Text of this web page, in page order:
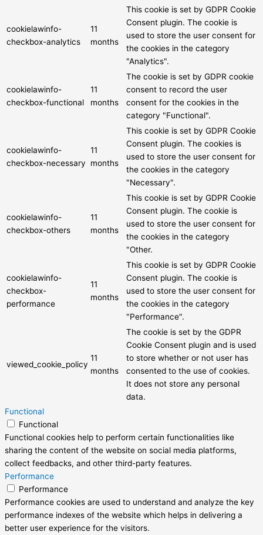
cookielawinfo-
checkbox-analytics
11
months
This cookie is set by GDPR Cookie
Consent plugin. The cookie is
used to store the user consent for
the cookies in the category
"Analytics".
cookielawinfo-
checkbox-functional
11
months
The cookie is set by GDPR cookie
consent to record the user
consent for the cookies in the
category "Functional".
cookielawinfo-
checkbox-necessary
11
months
This cookie is set by GDPR Cookie
Consent plugin. The cookies is
used to store the user consent for
the cookies in the category
"Necessary".
cookielawinfo-
checkbox-others
11
months
This cookie is set by GDPR Cookie
Consent plugin. The cookie is
used to store the user consent for
the cookies in the category
"Other.
cookielawinfo-
checkbox-
performance
11
months
This cookie is set by GDPR Cookie
Consent plugin. The cookie is
used to store the user consent for
the cookies in the category
"Performance".
viewed_cookie_policy
11
months
The cookie is set by the GDPR
Cookie Consent plugin and is used
to store whether or not user has
consented to the use of cookies.
It does not store any personal
data.
Functional
Functional
Functional cookies help to perform certain functionalities like
sharing the content of the website on social media platforms,
collect feedbacks, and other third-party features.
Performance
Performance
Performance cookies are used to understand and analyze the key
performance indexes of the website which helps in delivering a
better user experience for the visitors.